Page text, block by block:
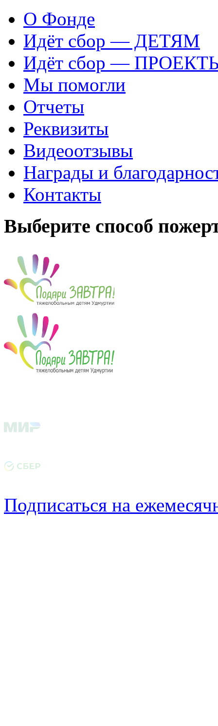
О Фонде
Идёт сбор — ДЕТЯМ
Идёт сбор —
Мы помогли
Отчеты
Реквизиты
Видеоотзывы
Награды и
Контакты
Выберите способ
Подписаться на